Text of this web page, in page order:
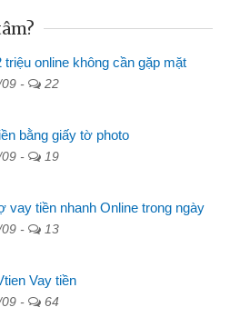
triệu online không cần gặp mặt
09 - 22
bằng giấy tờ photo
09 - 19
vay tiền nhanh Online trong ngày
09 - 13
Vay tiền
09 - 64